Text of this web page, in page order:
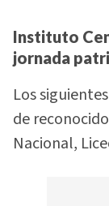
Instituto
jornada
Los
de
Nacional,